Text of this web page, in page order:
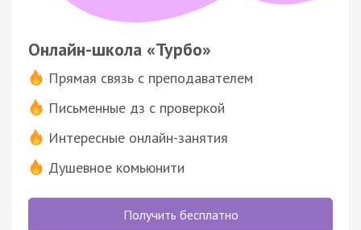
Онлайн-школа «Турбо»
Прямая связь с преподавателем
Письменные дз с проверкой
Интересные онлайн-занятия
Душевное комьюнити
Получить бесплатно